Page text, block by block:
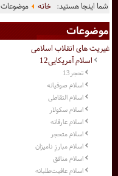
شما اینجا هستید:خانه موضوعات
موضوعات
غیریت های انقلاب اسلامی
اسلام آمریکایی12
تحجر13
اسلام صوفیانه
اسلام التقاطی
اسلام سکولار
اسلام عارفانه
اسلام متحجر
اسلام مبارزِ نامیزان
اسلام منافق
اسلام عافیت‌طلبانه